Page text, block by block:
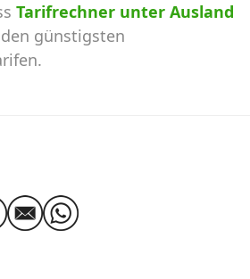
Tarifrechner unter Ausland
günstigsten